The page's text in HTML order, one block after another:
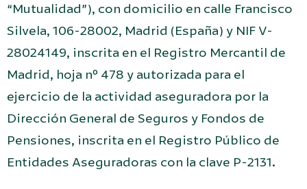
“Mutualidad”), con domicilio en calle Francisco
Silvela, 106-28002, Madrid (España) y NIF V-
28024149, inscrita en el Registro Mercantil de
Madrid, hoja nº 478 y autorizada para el
ejercicio de la actividad aseguradora por la
Dirección General de Seguros y Fondos de
Pensiones, inscrita en el Registro Público de
Entidades Aseguradoras con la clave P-2131.